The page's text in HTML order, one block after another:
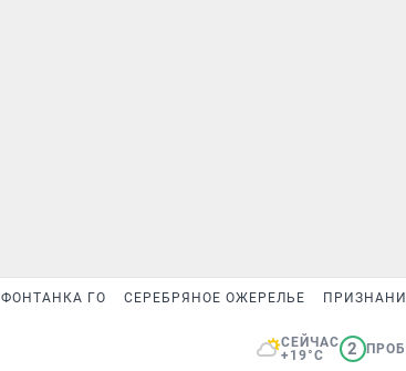
ФОНТАНКА ГО СЕРЕБРЯНОЕ ОЖЕРЕЛЬЕ
СЕЙЧАС
+19°C
2